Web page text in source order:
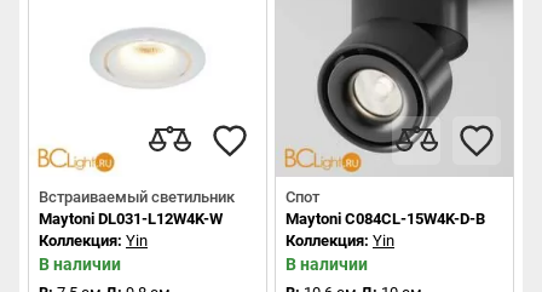
Встраиваемый светильник
Maytoni DL031-L12W4K-W
Коллекция: Yin
В наличии
Спот
Maytoni C084CL-15W4K-D-B
Коллекция: Yin
В наличии